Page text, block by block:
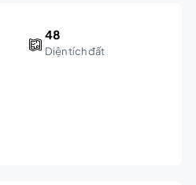
48
Diện tích đất